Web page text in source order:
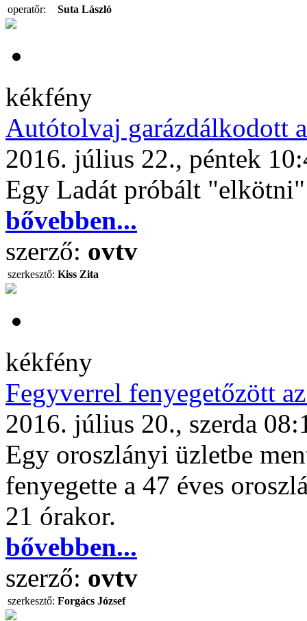
operatőr:
Suta László
kékfény
Autótolvaj garázdálkodott
2016. július 22., péntek
Egy Ladát próbált
bővebben...
szerző: ovtv
szerkesztő: Kiss Zita
kékfény
Fegyverrel fenyegetőzött
2016. július 20., szerda
Egy oroszlányi üzletbe
fenyegette a 47 éves
21 órakor.
bővebben...
szerző: ovtv
szerkesztő: Forgács József